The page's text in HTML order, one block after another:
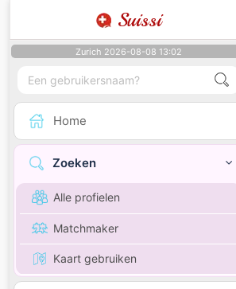
Suissi
Zurich 2026-08-08 13:02
Home
Zoeken
Alle profielen
Matchmaker
Kaart gebruiken